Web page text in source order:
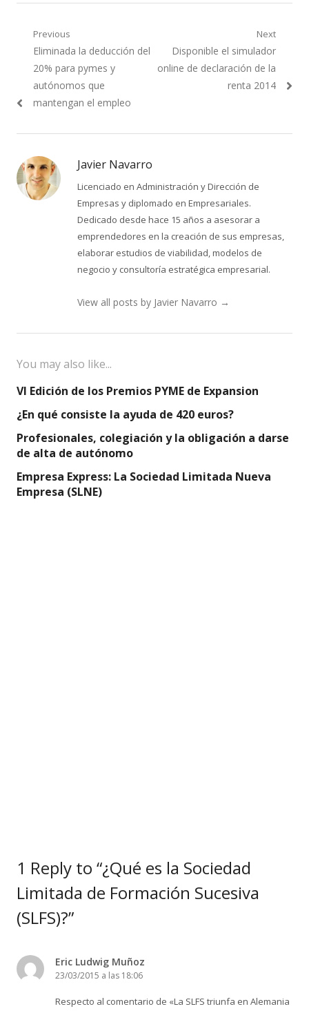
Navegación
de
entradas
Previous
Previous
post:
Eliminada la deducción del
20% para pymes y
autónomos que
mantengan el empleo
Next
Next
post:
Disponible el simulador
online de declaración de la
renta 2014
Javier Navarro
Licenciado en Administración y Dirección de
Empresas y diplomado en Empresariales.
Dedicado desde hace 15 años a asesorar a
emprendedores en la creación de sus empresas,
elaborar estudios de viabilidad, modelos de
negocio y consultoría estratégica empresarial.
View all posts by Javier Navarro →
You may also like...
VI Edición de los Premios PYME de Expansion
¿En qué consiste la ayuda de 420 euros?
Profesionales, colegiación y la obligación a darse
de alta de autónomo
Empresa Express: La Sociedad Limitada Nueva
Empresa (SLNE)
1 Reply to “¿Qué es la Sociedad
Limitada de Formación Sucesiva
(SLFS)?”
Eric Ludwig Muñoz
23/03/2015 a las 18:06
Respecto al comentario de «La SLFS triunfa en Alemania